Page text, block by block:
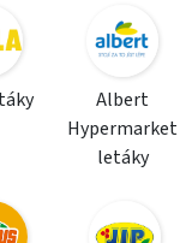
Albert
Hypermarket
letáky